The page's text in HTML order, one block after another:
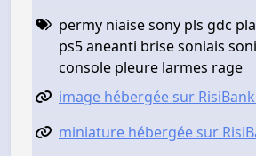
permy niaise sony pls gdc
ps5 aneanti brise soniais
console pleure larmes rage
image hébergée sur RisiBank
miniature hébergée sur